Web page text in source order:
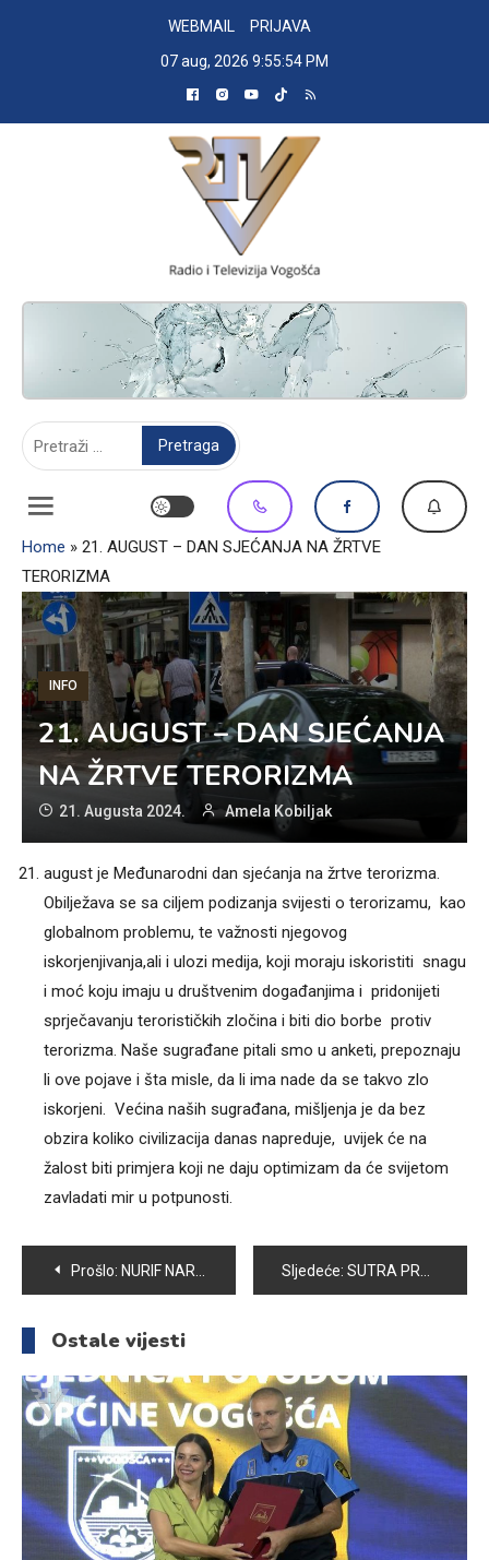
WEBMAIL
PRIJAVA
07 aug, 2026 9:55:55 PM
RADIO TELEVIZIJA VOGOŠĆA
Home » 21. AUGUST – DAN SJEĆANJA NA ŽRTVE
TERORIZMA
INFO
21. AUGUST – DAN SJEĆANJA
NA ŽRTVE TERORIZMA
21. Augusta 2024. Amela Kobiljak
august je Međunarodni dan sjećanja na žrtve terorizma.
Obilježava se sa ciljem podizanja svijesti o terorizamu, kao
globalnom problemu, te važnosti njegovog
iskorjenjivanja,ali i ulozi medija, koji moraju iskoristiti snagu
i moć koju imaju u društvenim događanjima i pridonijeti
sprječavanju terorističkih zločina i biti dio borbe protiv
terorizma. Naše sugrađane pitali smo u anketi, prepoznaju
li ove pojave i šta misle, da li ima nade da se takvo zlo
iskorjeni. Većina naših sugrađana, mišljenja je da bez
obzira koliko civilizacija danas napreduje, uvijek će na
žalost biti primjera koji ne daju optimizam da će svijetom
zavladati mir u potpunosti.
Navigacija
članaka
Prošlo: NURIF NARGILIĆ-AMBA: LEGENDA FK UNIS I DUGOGODIŠNJI ČLAN KUGLAŠKOG KLUBA VOGOŠĆA Sljedeće: SUTRA PROMOCIJA ZBIRKE PRIČA “DOK ZRIJEM – PABIRČENJA PO PATRLJCIMA PROŠLOSTI”, AUTORA ALENA KALAJDŽIJE
Ostale vijesti